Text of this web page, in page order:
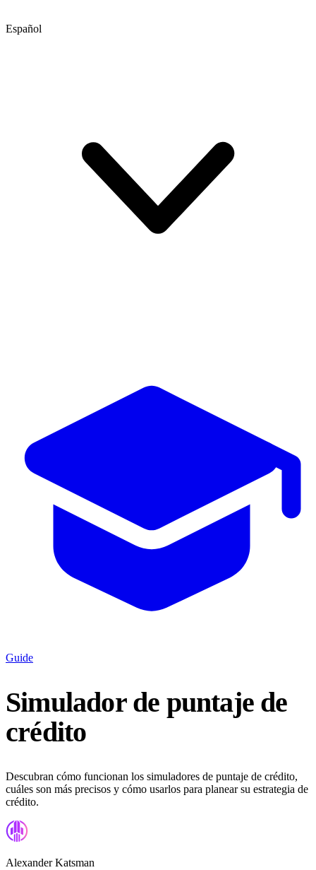
Español
Guide
Simulador de puntaje de
crédito
Descubran cómo funcionan los simuladores de puntaje de crédito,
cuáles son más precisos y cómo usarlos para planear su estrategia de
crédito.
Alexander Katsman